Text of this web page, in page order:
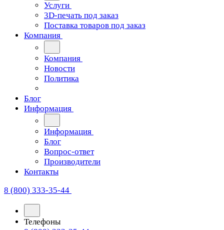
Услуги
3D-печать под заказ
Поставка товаров под заказ
Компания
Компания
Новости
Политика
Блог
Информация
Информация
Блог
Вопрос-ответ
Производители
Контакты
8 (800) 333-35-44
Телефоны